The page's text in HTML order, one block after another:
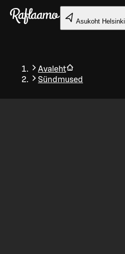
Liigu peamise sisu juurde
Asukoht Helsinki
Avaleht
Sündmused
Tagasi